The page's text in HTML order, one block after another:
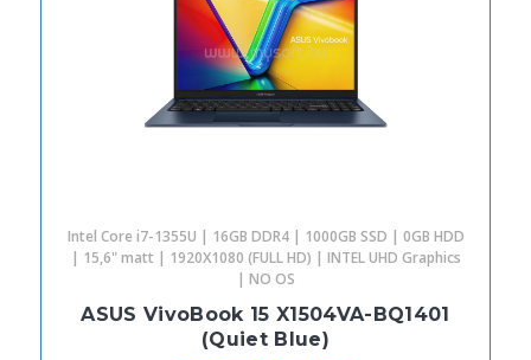
Intel Core i7-1355U | 16GB DDR4 | 1000GB SSD | 0GB HDD
| 15,6" matt | 1920X1080 (FULL HD) | INTEL UHD Graphics
| NO OS
ASUS VivoBook 15 X1504VA-BQ1401
(Quiet Blue)